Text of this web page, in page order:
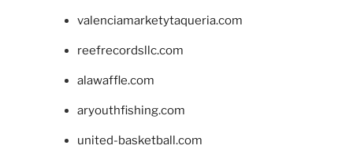
valenciamarketytaqueria.com
reefrecordsllc.com
alawaffle.com
aryouthfishing.com
united-basketball.com